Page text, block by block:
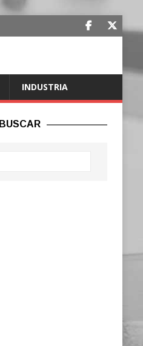
INDUSTRIA
BUSCAR